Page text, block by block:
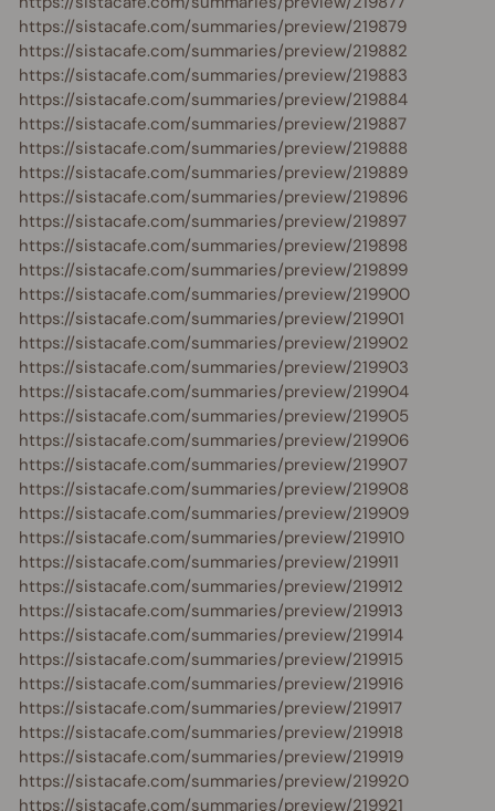
https://sistacafe.com/summaries/preview/219879
https://sistacafe.com/summaries/preview/219882
https://sistacafe.com/summaries/preview/219883
https://sistacafe.com/summaries/preview/219884
https://sistacafe.com/summaries/preview/219887
https://sistacafe.com/summaries/preview/219888
https://sistacafe.com/summaries/preview/219889
https://sistacafe.com/summaries/preview/219896
https://sistacafe.com/summaries/preview/219897
https://sistacafe.com/summaries/preview/219898
https://sistacafe.com/summaries/preview/219899
https://sistacafe.com/summaries/preview/219900
https://sistacafe.com/summaries/preview/219901
https://sistacafe.com/summaries/preview/219902
https://sistacafe.com/summaries/preview/219903
https://sistacafe.com/summaries/preview/219904
https://sistacafe.com/summaries/preview/219905
https://sistacafe.com/summaries/preview/219906
https://sistacafe.com/summaries/preview/219907
https://sistacafe.com/summaries/preview/219908
https://sistacafe.com/summaries/preview/219909
https://sistacafe.com/summaries/preview/219910
https://sistacafe.com/summaries/preview/219911
https://sistacafe.com/summaries/preview/219912
https://sistacafe.com/summaries/preview/219913
https://sistacafe.com/summaries/preview/219914
https://sistacafe.com/summaries/preview/219915
https://sistacafe.com/summaries/preview/219916
https://sistacafe.com/summaries/preview/219917
https://sistacafe.com/summaries/preview/219918
https://sistacafe.com/summaries/preview/219919
https://sistacafe.com/summaries/preview/219920
https://sistacafe.com/summaries/preview/219921